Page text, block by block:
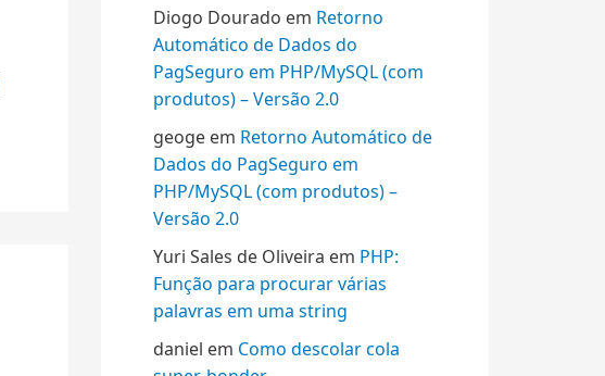
Diogo Dourado em Retorno
Automático de Dados do
PagSeguro em PHP/MySQL (com
produtos) – Versão 2.0
geoge em Retorno Automático de
Dados do PagSeguro em
PHP/MySQL (com produtos) –
Versão 2.0
Yuri Sales de Oliveira em PHP:
Função para procurar várias
palavras em uma string
daniel em Como descolar cola